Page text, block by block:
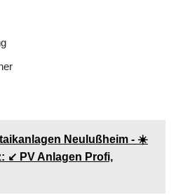
Neulußheim - ☀️
↙️ PV Anlagen Profi,